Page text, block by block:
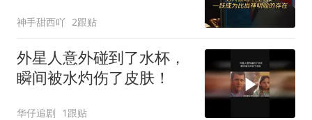
神手甜西吖 2跟贴
外星人意外碰到了水杯，
瞬间被水灼伤了皮肤！
华仔追剧 1跟贴